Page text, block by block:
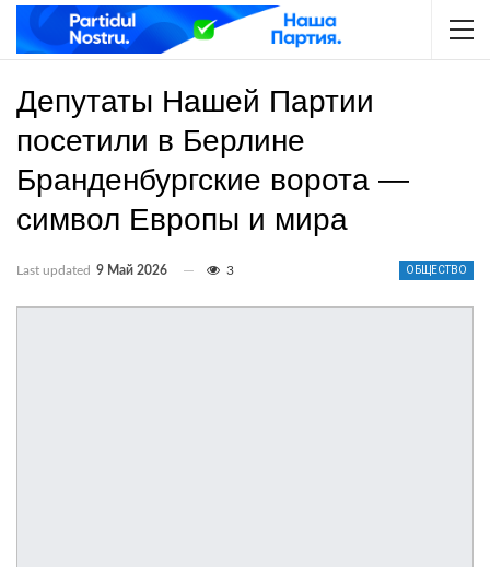
Депутаты Нашей Партии
посетили в Берлине
Бранденбургские ворота —
символ Европы и мира
ОБЩЕСТВО
Last updated 9 Май 2026 3